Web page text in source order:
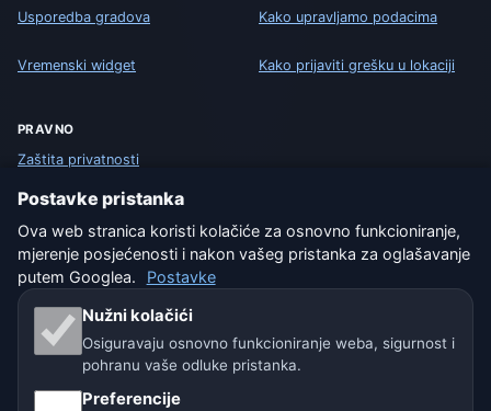
Usporedba gradova
Vremenski widget
Kako upravljamo podacima
Kako prijaviti grešku u lokaciji
PRAVNO
Zaštita privatnosti
Kolačići
Uvjeti korištenja
Isključenje odgovornosti
Pomažemo životinjama
Postavke pristanka
Ova web stranica koristi kolačiće za osnovno funkcioniranje,
mjerenje posjećenosti i nakon vašeg pristanka za oglašavanje
putem Googlea.
Postavke
Nužni kolačići
Osiguravaju osnovno funkcioniranje weba, sigurnost i
pohranu vaše odluke pristanka.
Preferencije